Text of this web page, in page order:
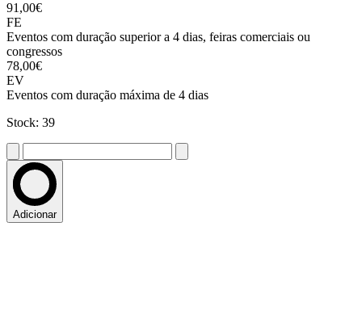
91,00€
FE
Eventos com duração superior a 4 dias, feiras comerciais ou
congressos
78,00€
EV
Eventos com duração máxima de 4 dias
Stock: 39
Adicionar